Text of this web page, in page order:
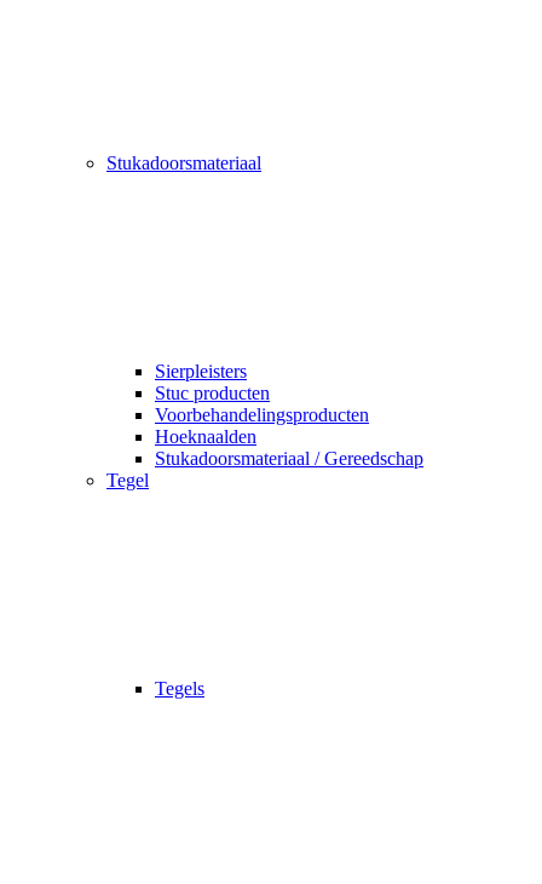
Stukadoorsmateriaal
Sierpleisters
Stuc producten
Voorbehandelingsproducten
Hoeknaalden
Stukadoorsmateriaal / Gereedschap
Tegel
Tegels